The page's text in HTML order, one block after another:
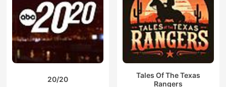
20/20
Tales Of The Texas
Rangers